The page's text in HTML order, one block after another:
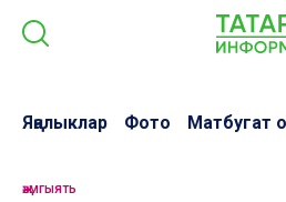
Яңалыклар Фото Матбугат
җәмгыять